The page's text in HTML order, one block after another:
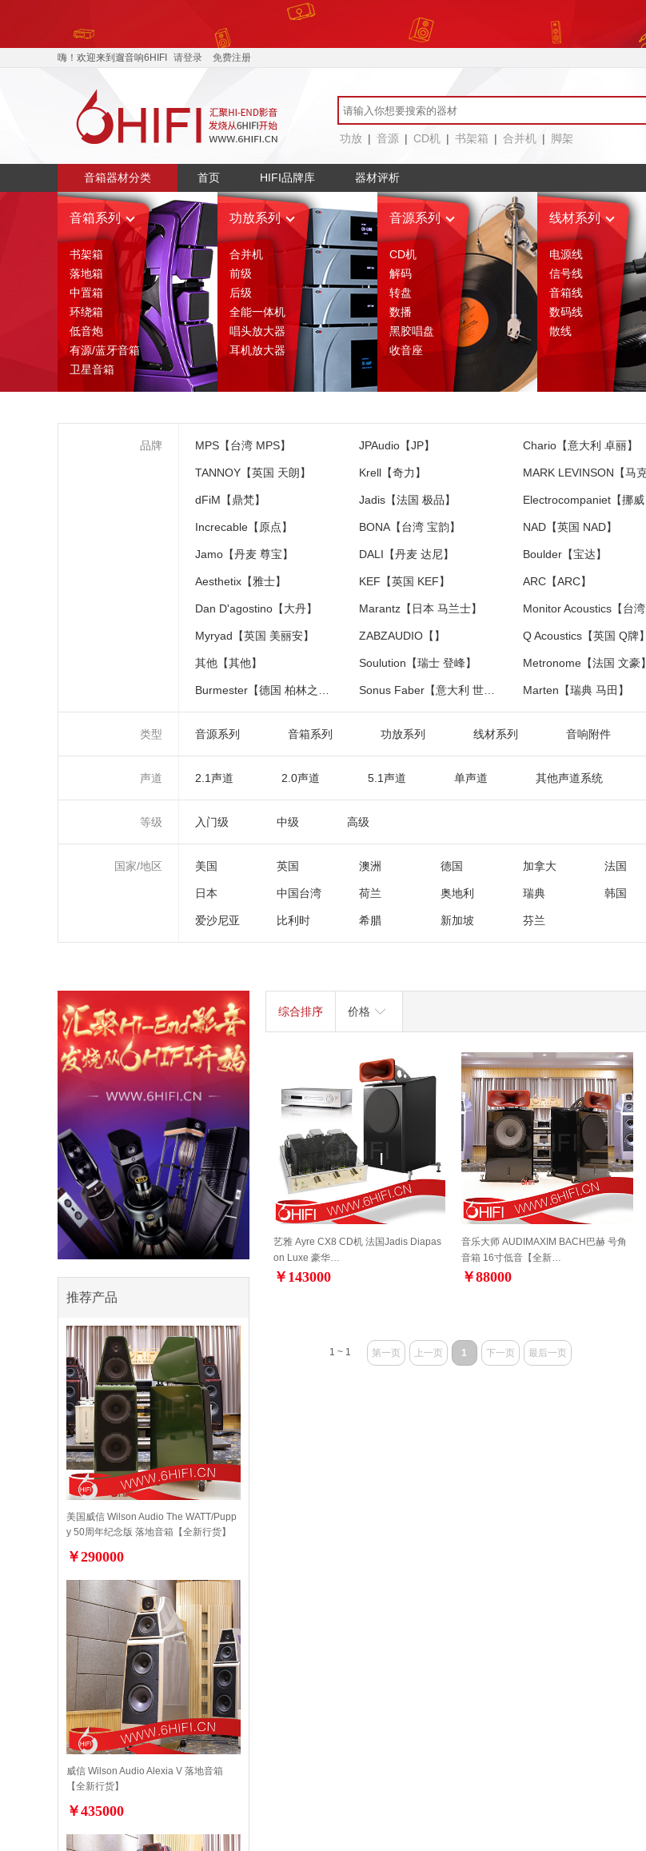
嗨！欢迎来到遛音响6HIFI 请登录 免费注册
功放 | 音源 | CD机 | 书架箱 | 合并机 | 脚架
音箱器材分类 首页 HIFI品牌库 器材评析
音箱系列
书架箱
落地箱
中置箱
环绕箱
低音炮
有源/蓝牙音箱
卫星音箱
功放系列
合并机
前级
后级
全能一体机
唱头放大器
耳机放大器
音源系列
CD机
解码
转盘
数播
黑胶唱盘
收音座
线材系列
电源线
信号线
音箱线
数码线
散线
品牌 MPS【台湾 MPS】 JPAudio【JP】 Chario【意大利 卓丽】
TANNOY【英国 天朗】 Krell【奇力】
dFiM【鼎梵】 Jadis【法国 极品】
Increcable【原点】 BONA【台湾 宝韵】 NAD【英国 NAD】
Jamo【丹麦 尊宝】 DALI【丹麦 达尼】 Boulder【宝达】
Aesthetix【雅士】 KEF【英国 KEF】 ARC【ARC】
Dan D'agostino【大丹】 Marantz【日本 马兰士】
Myryad【英国 美丽安】 ZABZAUDIO【】 Q Acoustics【英国 Q牌】
其他【其他】 Soulution【瑞士 登峰】 Metronome【法国 文豪】
Sonus Faber【意大利 世霸】 Marten【瑞典 马田】
类型 音源系列 音箱系列 功放系列 线材系列 音响附件
声道 2.1声道 2.0声道 5.1声道 单声道 其他声道系统
等级 入门级 中级 高级
国家/地区 美国 英国 澳洲 德国 加拿大 法国
日本 中国台湾 荷兰 奥地利 瑞典 韩国
爱沙尼亚 比利时 希腊 新加坡 芬兰
推荐产品
美国威信 Wilson Audio The WATT/Pupp
y 50周年纪念版 落地音箱【全新行货】
￥290000
威信 Wilson Audio Alexia V 落地音箱
【全新行货】
￥435000
综合排序 价格
艺雅 Ayre CX8 CD机 法国Jadis Diapas
on Luxe 豪华…
￥143000
音乐大师 AUDIMAXIM BACH巴赫 号角
音箱 16寸低音【全新…
￥88000
1 ~ 1 第一页 上一页 1 下一页 最后一页